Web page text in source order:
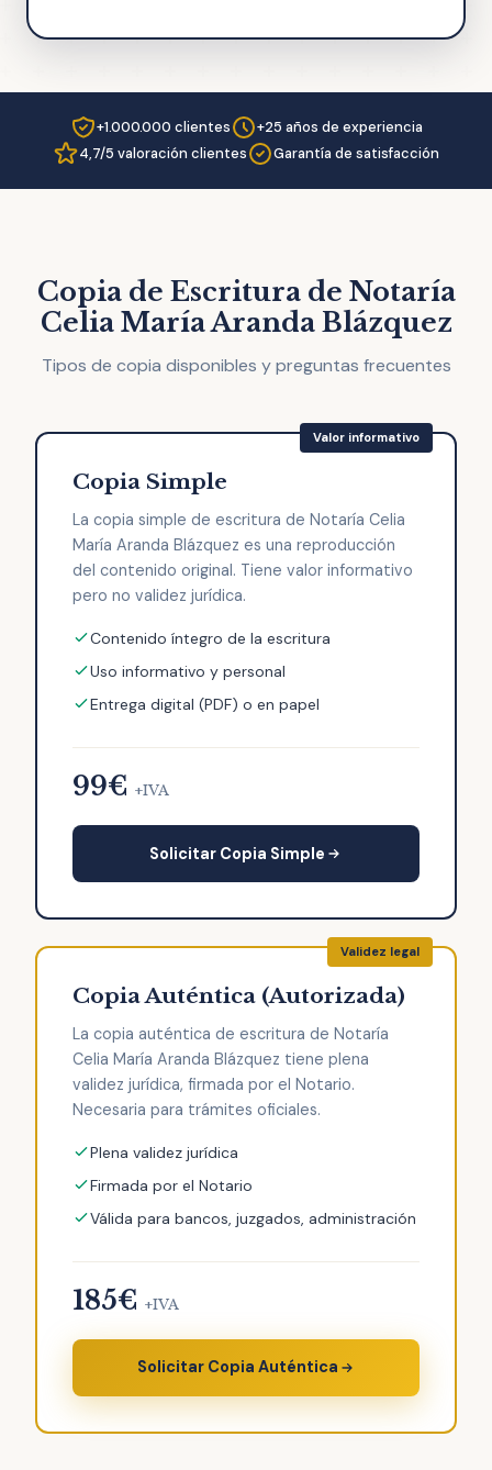
+1.000.000 clientes
+25 años de experiencia
4,7/5 valoración clientes
Garantía de satisfacción
Copia de Escritura de Notaría
Celia María Aranda Blázquez
Tipos de copia disponibles y preguntas frecuentes
Copia Simple
La copia simple de escritura de Notaría Celia
María Aranda Blázquez es una reproducción
del contenido original. Tiene valor informativo
pero no validez jurídica.
Contenido íntegro de la escritura
Uso informativo y personal
Entrega digital (PDF) o en papel
99€ +IVA
Solicitar Copia Simple
Copia Auténtica (Autorizada)
La copia auténtica de escritura de Notaría
Celia María Aranda Blázquez tiene plena
validez jurídica, firmada por el Notario.
Necesaria para trámites oficiales.
Plena validez jurídica
Firmada por el Notario
Válida para bancos, juzgados, administración
185€ +IVA
Solicitar Copia Auténtica